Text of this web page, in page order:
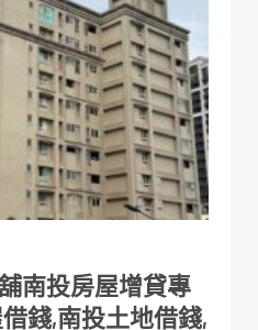
南投房屋增貸專
錢,南投土地借錢,